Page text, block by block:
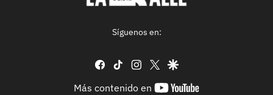
Síguenos en:
facebook
tiktok instagram
twittergoogle
Más contenido en
youtube-